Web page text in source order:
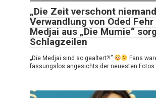
„Die Zeit verschont
Verwandlung von Oded Fehr
Medjai aus „Die Mumie“
Schlagzeilen
„Die Medjai sind so gealtert?!”
Fans
fassungslos angesichts der neuesten Fotos